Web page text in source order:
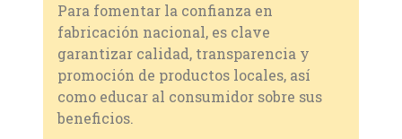
Para fomentar la confianza en
fabricación nacional, es clave
garantizar calidad, transparencia y
promoción de productos locales, así
como educar al consumidor sobre sus
beneficios.